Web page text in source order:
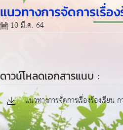
แนวทางการจัดการเรื่อ
10 มี.ค. 64
ดาวน์โหลดเอกสารแนบ :
แนวทางการจัดการเรื่องร้องเรีย